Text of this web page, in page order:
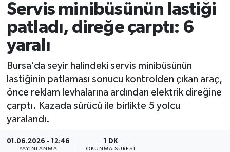
Servis minibüsünün lastiği
patladı, direğe çarptı: 6
yaralı
Bursa’da seyir halindeki servis minibüsünün
lastiğinin patlaması sonucu kontrolden çıkan araç,
önce reklam levhalarına ardından elektrik direğine
çarptı. Kazada sürücü ile birlikte 5 yolcu
yaralandı.
01.06.2026 - 12:46
YAYINLANMA
1 DK
OKUNMA SÜRESI
Tüm Manşetler
Son Dakika Haberleri
Haber Arşivi